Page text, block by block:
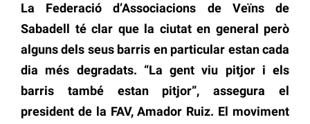
La Federació d’Associacions de Veïns de
Sabadell té clar que la ciutat en general però
alguns dels seus barris en particular estan cada
dia més degradats. “La gent viu pitjor i els
barris també estan pitjor”, assegura el
president de la FAV, Amador Ruiz. El moviment